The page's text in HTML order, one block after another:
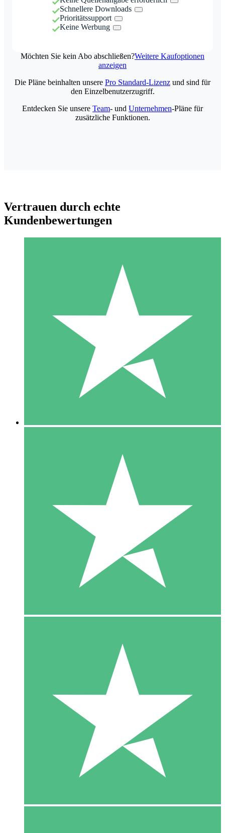
Schnellere Downloads
Prioritätssupport
Keine Werbung
Möchten Sie kein Abo abschließen?Weitere Kaufoptionen
anzeigen
Individuelle Credit-Pakete
Zahlen Sie nach Bedarf mit Download-Credits. Keine
monatliche Verpflichtung erforderlich.
10 00
10 Downloads
20 00
Die Pläne beinhalten unsere Pro Standard-Lizenz und sind für
den Einzelbenutzerzugriff.
Entdecken Sie unsere Team- und Unternehmen-Pläne für
zusätzliche Funktionen.
Vertrauen durch echte
Kundenbewertungen